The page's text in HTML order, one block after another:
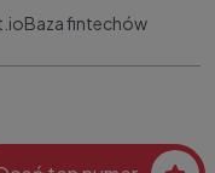
Baza fintechów